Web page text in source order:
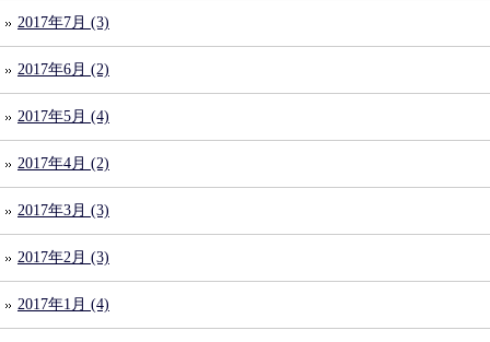
2017年7月 (3)
2017年6月 (2)
2017年5月 (4)
2017年4月 (2)
2017年3月 (3)
2017年2月 (3)
2017年1月 (4)